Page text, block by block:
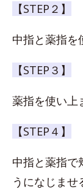
【STEP２】
中指と薬指を
【STEP３】
薬指を使い上
【STEP４】
中指と薬指で
うになじませ